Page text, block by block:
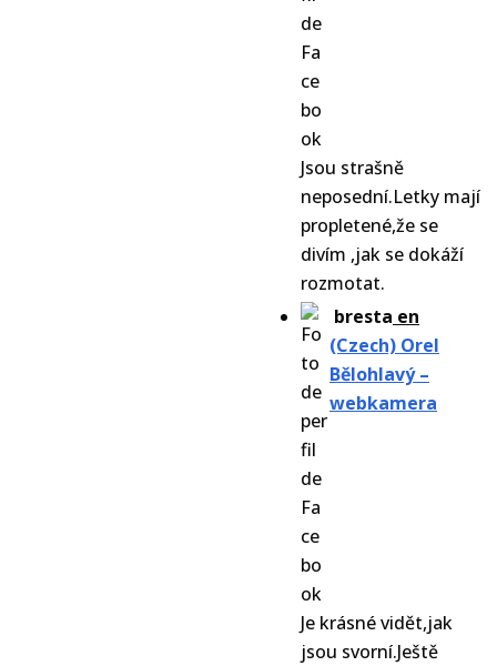
Jsou strašně
neposední.Letky mají
propletené,že se
divím ,jak se dokáží
rozmotat.
bresta en
(Czech) Orel
Bělohlavý –
webkamera
Je krásné vidět,jak
jsou svorní.Ještě